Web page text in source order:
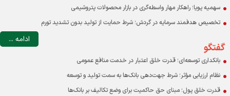
سهمیه پویا؛ راهکار مهار واسطه‌گری در بازار محصولات پتروشیمی
تخصیص هدفمند سرمایه در گردش؛ شرط حمایت از تولید بدون تشدید تورم
ادامه ...
گفتگو
بانکداری توسعه‌ای؛ قدرت خلق اعتبار در خدمت منافع عمومی
نظام ارزیابی مؤثر؛ شرط جهت‌دهی بانک‌ها به سمت تولید و توسعه
قدرت خلق پول؛ مبنای حق حاکمیت برای وضع تکالیف بر بانک‌ها